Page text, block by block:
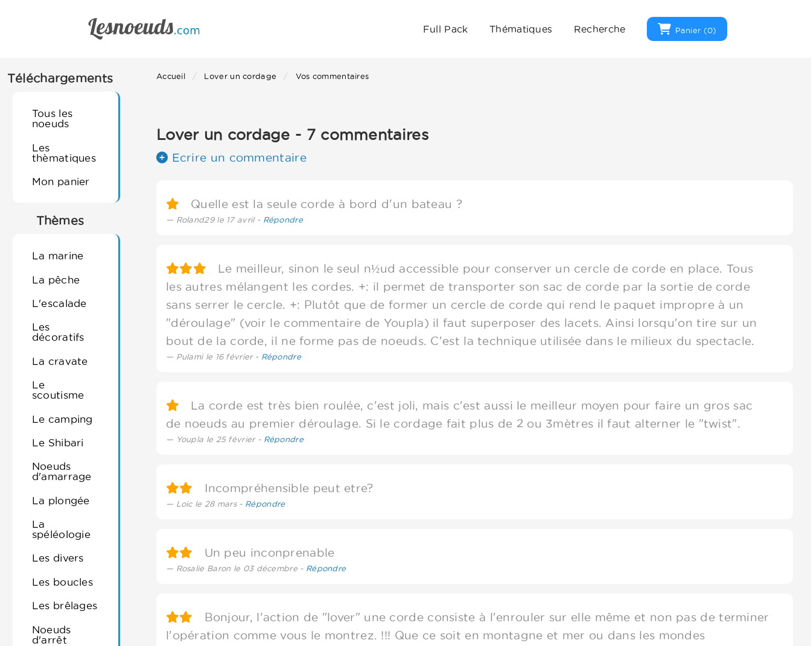
Full Pack Thématiques Recherche Panier (0)
Téléchargements
Tous les
noeuds
Les
thèmatiques
Mon panier
Thèmes
La marine
La pêche
L'escalade
Les
décoratifs
La cravate
Le
scoutisme
Le camping
Le Shibari
Noeuds
d'amarrage
La plongée
La
spéléologie
Les divers
Les boucles
Les brêlages
Noeuds
d'arrêt
Accueil Lover un cordage Vos commentaires
Lover un cordage - 7 commentaires
Ecrire un commentaire
Quelle est la seule corde à bord d'un bateau ?
Roland29 le 17 avril - Répondre
Le meilleur, sinon le seul n½ud accessible pour conserver un cercle de corde en place. Tous
les autres mélangent les cordes. +: il permet de transporter son sac de corde par la sortie de corde
sans serrer le cercle. +: Plutôt que de former un cercle de corde qui rend le paquet impropre à un
"déroulage" (voir le commentaire de Youpla) il faut superposer des lacets. Ainsi lorsqu'on tire sur un
bout de la corde, il ne forme pas de noeuds. C'est la technique utilisée dans le milieux du spectacle.
Pulami le 16 février - Répondre
La corde est très bien roulée, c'est joli, mais c'est aussi le meilleur moyen pour faire un gros sac
de noeuds au premier déroulage. Si le cordage fait plus de 2 ou 3mètres il faut alterner le "twist".
Youpla le 25 février - Répondre
Incompréhensible peut etre?
Loic le 28 mars - Répondre
Un peu inconprenable
Rosalie Baron le 03 décembre - Répondre
Bonjour, l'action de "lover" une corde consiste à l'enrouler sur elle même et non pas de terminer
l'opération comme vous le montrez. !!! Que ce soit en montagne et mer ou dans les mondes